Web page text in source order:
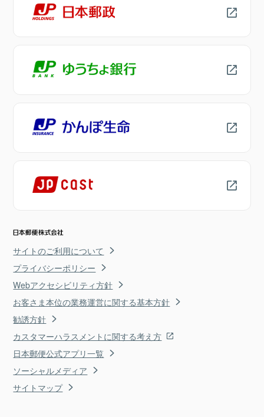
サイトのご利用について
プライバシーポリシー
Webアクセシビリティ方針
お客さま本位の業務運営に関する基本方針
勧誘方針
カスタマーハラスメントに関する考え方
日本郵便公式アプリ一覧
ソーシャルメディア
サイトマップ